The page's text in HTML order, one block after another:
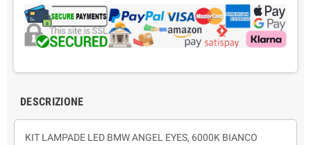
DESCRIZIONE
KIT LAMPADE LED BMW ANGEL EYES, 6000K BIANCO